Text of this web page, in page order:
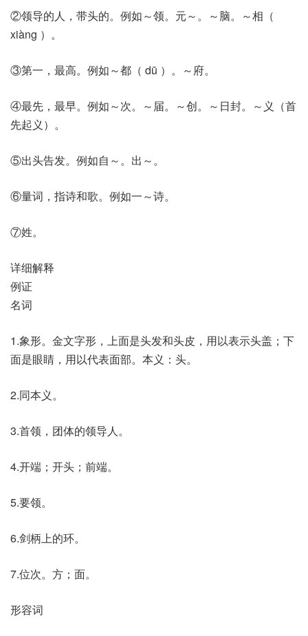
②领导的人，带头的。例如～领。元～。～脑。～相（
xiàng ）。
③第一，最高。例如～都（ dū ）。～府。
④最先，最早。例如～次。～届。～创。～日封。～义（首
先起义）。
⑤出头告发。例如自～。出～。
⑥量词，指诗和歌。例如一～诗。
⑦姓。
详细解释
例证
名词
1.象形。金文字形，上面是头发和头皮，用以表示头盖；下
面是眼睛，用以代表面部。本义：头。
2.同本义。
3.首领，团体的领导人。
4.开端；开头；前端。
5.要领。
6.剑柄上的环。
7.位次。方；面。
形容词